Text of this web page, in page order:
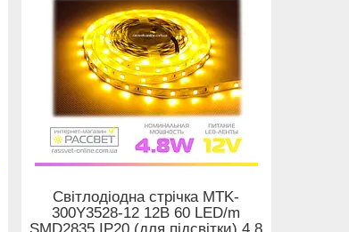
Світлодіодна стрічка MTK-
300Y3528-12 12В 60 LED/m